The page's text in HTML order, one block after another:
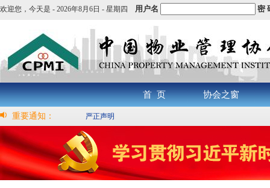
欢迎您， 今天是 - 2026年8月6日 - 星期四 用户名 密
首 页 协会之窗
重要通知： 严正声明